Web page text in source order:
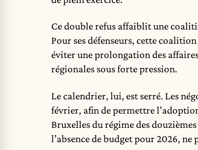
Ce double refus affaiblit une
Pour ses défenseurs, cette
éviter une prolongation des
régionales sous forte pression.
Le calendrier, lui, est serré. Les
février, afin de permettre
Bruxelles du régime des
l’absence de budget pour 2026,